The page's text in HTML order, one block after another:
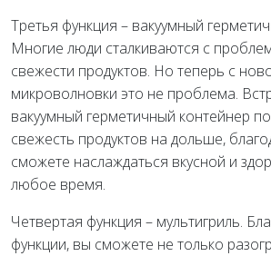
Третья функция – вакуумный
Многие люди сталкиваются с
свежести продуктов. Но теперь с
микроволновки это не проблема.
вакуумный герметичный контейнер
свежесть продуктов на дольше,
сможете наслаждаться вкусной и
любое время.
Четвертая функция – мультигриль.
функции, вы сможете не только